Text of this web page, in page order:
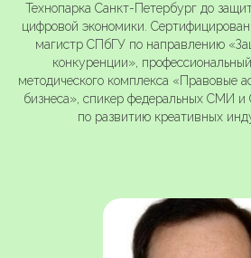
Технопарка Санкт-Петербург до
цифровой экономики.
магистр СПбГУ по направлению
конкуренции»,
методического комплекса «Правовые
бизнеса», спикер федеральных СМИ
по развитию креативных